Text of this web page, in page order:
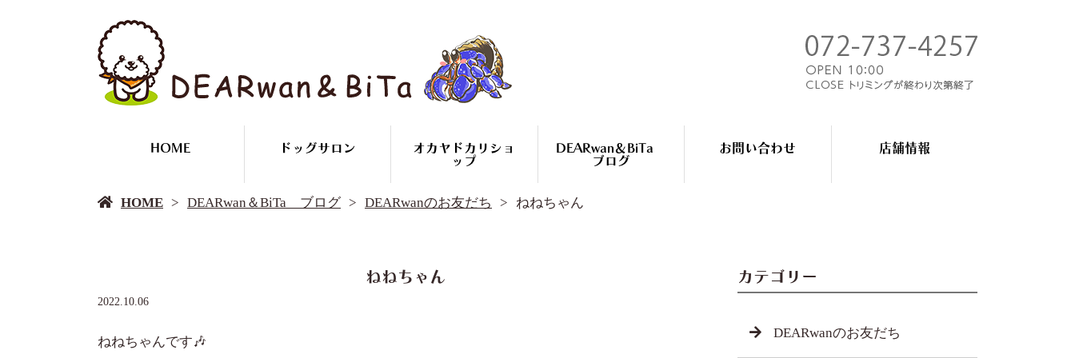
HOME ドッグサロン
オカヤドカリショ
ップ
DEARwan＆BiTa
ブログ
DEARwanのお友だち
コースのご案内
オカヤドカリ
オカヤドカリ繁殖
お問い合わせ 店舗情報
DEARwan＆BiTa ブログ
HOME DEARwan＆BiTa ブログ DEARwanのお友だち ねねちゃん
ねねちゃん
2022.10.06
ねねちゃんです🎶
カテゴリー
DEARwanのお友だち